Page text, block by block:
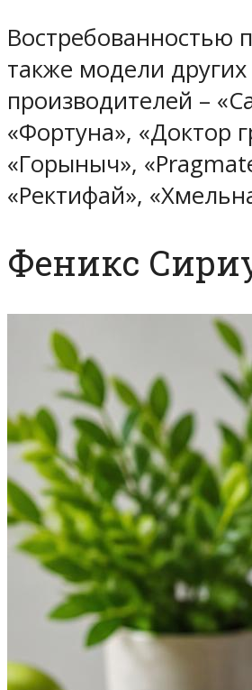
Востребованностью
также модели других
производителей –
«Фортуна», «Доктор
«Горыныч»,
«Ректифай»,
Феникс